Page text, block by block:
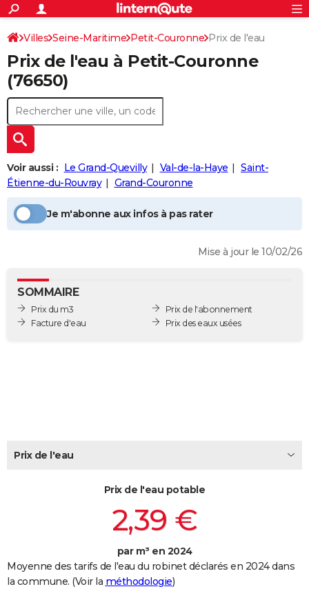
ACTUALITÉS
Politique
Société
Faits Divers
Education
Monde
Villes
+
SPORT
Coupe du monde 2026
Football
Tennis
Cyclisme
Rugby
Forum
Programme TV
TNT
Streaming
Cinéma
Sorties cinéma
Musique
+
FINANCE
Retraite
Impôts
Epargne
Immobilier
Risques naturels par ville
Banque
Assurance
Crédit
AUTO
Essais
Réserver un essai
Citadines
Berlines
SUV
Forum auto
+
HIGH-TECH
Mobiles
Meilleur smartphone
Internet
Ordinateurs
Jeux vidéo
Guide high-tech
+
BRICOLAGE
Forum
Aménagement intérieur
Extérieur
Cuisine
Salle de bains
Jardinage
Rangement
WEEK-END
Alimentation
Guide de la santé
Maladies
Médicaments
Sommeil
VOYAGE
Destinations
City break
Voyage nature
Voyage de noces
Forum
Climat
PHOTO
Dictionnaire
Biographies
Citations
Expressions
Proverbes
Bricolage
Lifestyle
Culture
Sport
Auto
Television
Voyage
Cinema
Rechercher
S'inscrire
Connexion
Villes Seine-Maritime Petit-Couronne Prix de l'eau
Prix de l'eau à Petit-Couronne
(76650)
Voir aussi : Le Grand-Quevilly Val-de-la-Haye
Saint-
Étienne-du-Rouvray
Grand-Couronne
Je m'abonne aux infos à pas rater
Mise à jour le 10/02/26
SOMMAIRE
Prix du m3
Facture d'eau
Prix de l'abonnement
Prix des eaux usées
Prix de l'eau
Prix de l'eau potable
2,39 €
par m³ en 2024
Moyenne des tarifs de l'eau du robinet déclarés en 2024 dans
la commune. (Voir la méthodologie)